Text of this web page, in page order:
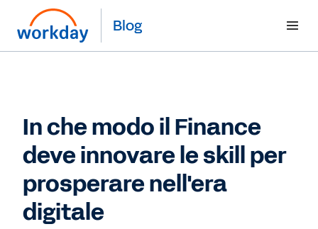
Blog
In che modo il Finance
deve innovare le skill per
prosperare nell'era
digitale